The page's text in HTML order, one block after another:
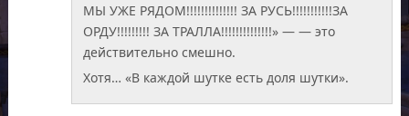
МЫ УЖЕ РЯДОМ!!!!!!!!!!!!!! ЗА РУСЬ!!!!!!!!!!!ЗА
ОРДУ!!!!!!!!! ЗА ТРАЛЛА!!!!!!!!!!!!!!» — — это
действительно смешно.
Хотя… «В каждой шутке есть доля шутки».